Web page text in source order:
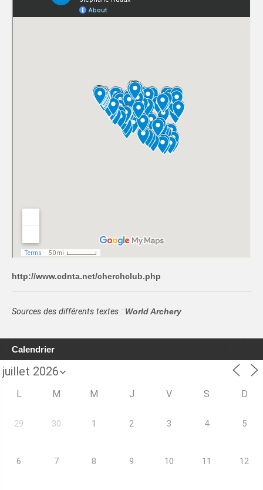
http://www.cdnta.net/cherchclub.php
Sources des différents textes : World Archery
Calendrier
L M M J V S D
29 30 1 2 3 4 5
6 7 8 9 10 11 12